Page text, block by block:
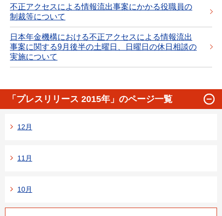
不正アクセスによる情報流出事案にかかる役職員の
制裁等について
日本年金機構における不正アクセスによる情報流出
事案に関する9月後半の土曜日、日曜日の休日相談の
実施について
「プレスリリース 2015年」のページ一覧
12月
11月
10月